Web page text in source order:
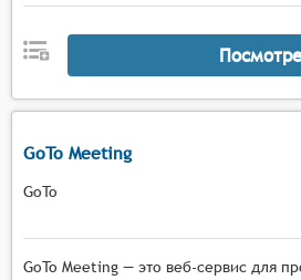
GoTo Meeting
GoTo
GoTo Meeting — это веб-сервис для